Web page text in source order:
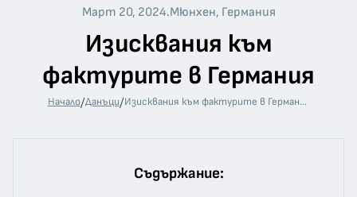
Март 20, 2024.Мюнхен, Германия
Изисквания към
фактурите в Германия
Начало/Данъци/ Изисквания към фактурите в Германия
Съдържание: